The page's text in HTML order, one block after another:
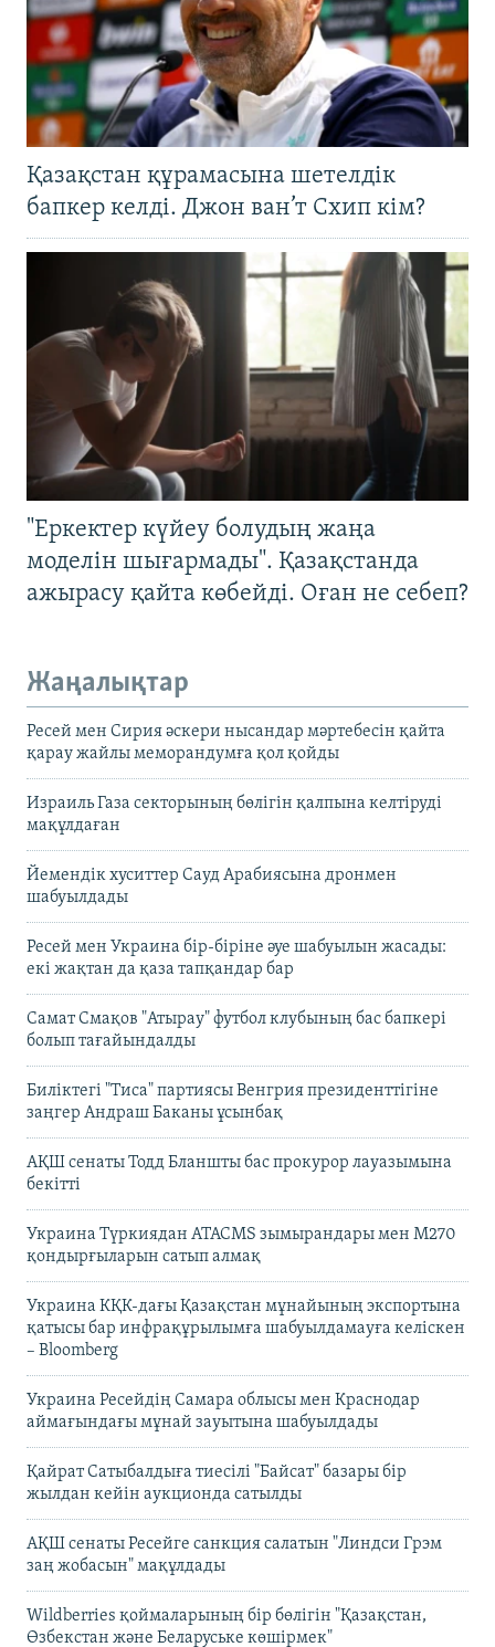
Қазақстан құрамасына шетелдік
бапкер келді. Джон ван’т Схип кім?
"Еркектер күйеу болудың жаңа
моделін шығармады". Қазақстанда
ажырасу қайта көбейді. Оған не себеп?
Жаңалықтар
Ресей мен Сирия әскери нысандар мәртебесін қайта
қарау жайлы меморандумға қол қойды
Израиль Газа секторының бөлігін қалпына келтіруді
мақұлдаған
Йемендік хуситтер Сауд Арабиясына дронмен
шабуылдады
Ресей мен Украина бір-біріне әуе шабуылын жасады:
екі жақтан да қаза тапқандар бар
Самат Смақов "Атырау" футбол клубының бас бапкері
болып тағайындалды
Биліктегі "Тиса" партиясы Венгрия президенттігіне
заңгер Андраш Баканы ұсынбақ
АҚШ сенаты Тодд Бланшты бас прокурор лауазымына
бекітті
Украина Түркиядан ATACMS зымырандары мен M270
қондырғыларын сатып алмақ
Украина КҚК-дағы Қазақстан мұнайының экспортына
қатысы бар инфрақұрылымға шабуылдамауға келіскен
– Bloomberg
Украина Ресейдің Самара облысы мен Краснодар
аймағындағы мұнай зауытына шабуылдады
Қайрат Сатыбалдыға тиесілі "Байсат" базары бір
жылдан кейін аукционда сатылды
АҚШ сенаты Ресейге санкция салатын "Линдси Грэм
заң жобасын" мақұлдады
Wildberries қоймаларының бір бөлігін "Қазақстан,
Өзбекстан және Беларуське көшірмек"